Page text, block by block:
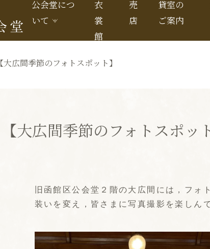
公会堂につ
いて
衣
裳
館
売
店
貸室の
ご案内
【大広間季節のフォトスポット】
【大広間季節のフォトスポッ
旧函館区公会堂２階の大広間には，フォ
装いを変え，皆さまに写真撮影を楽しん